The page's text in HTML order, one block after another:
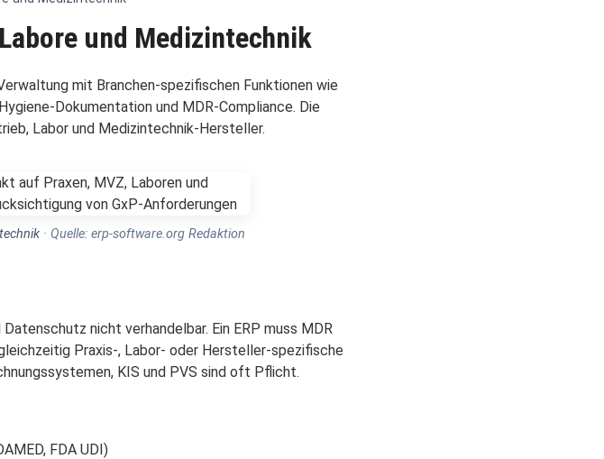
und Medizintechnik
mit Branchen-spezifischen Funktionen wie
Dokumentation und MDR-Compliance. Die
Labor und Medizintechnik-Hersteller.
· Quelle: erp-software.org Redaktion
nicht verhandelbar. Ein ERP muss MDR
Praxis-, Labor- oder Hersteller-spezifische
KIS und PVS sind oft Pflicht.
FDA UDI)